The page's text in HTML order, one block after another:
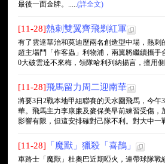
最後一面金牌。.....(詳全文)
[11-28]熱刺雙翼齊飛剿紅軍
有了雲達華治和莫迪歷兩名創造型中場，熱
超主場鬥「作客蟲」利物浦，兩翼將繼續攜
0大破雲達不來梅，領隊哈利列納揚言，擅用
[11-28]飛馬留力周二迎南華
將要3日2戰本地甲組聯賽的天水圍飛馬，今
華。飛馬主力李康廉及麥保美早前練習受傷
影響有限，但這安排確對己隊不利。對大中一
[11-28] 「魔獸」獵殺「喜鵲」
車路士「魔獸」杜奧巴近期啞火，連帶球隊